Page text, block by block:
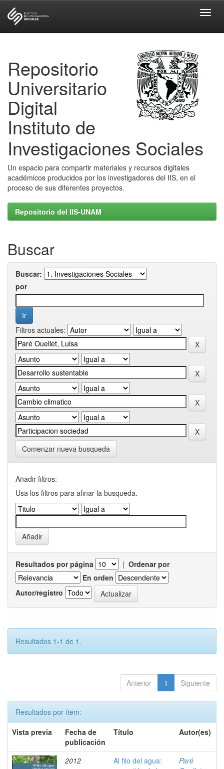
Repositorio
Universitario
Digital
Instituto de
Investigaciones Sociales
Un espacio para compartir materiales y recursos digitales
académicos producidos por los investigadores del IIS, en el
proceso de sus diferentes proyectos.
Repositorio del IIS-UNAM
Buscar
Buscar:
por
Filtros actuales:
Comenzar nueva busqueda
Añadir filtros:
Usa los filtros para afinar la busqueda.
Resultados por página | Ordenar por
En orden
Autor/registro
Resultados 1-1 de 1.
Anterior 1 Siguiente
Resultados por ítem:
Vista previa
Fecha de
publicación
Título Autor(es)
2012
Al filo del agua:
Paré